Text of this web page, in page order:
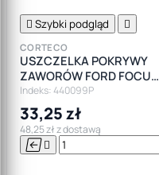
 Szybki podgląd 
CORTECO
USZCZELKA POKRYWY
ZAWORÓW FORD FOCUS
FIESTA MONDEO 1.4 1.6 TI
Indeks: 440099P
33,25 zł
48,25 zł z dostawą
 